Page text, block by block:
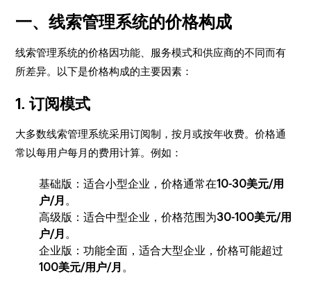
一、线索管理系统的价格构成
线索管理系统的价格因功能、服务模式和供应商的不同而有
所差异。以下是价格构成的主要因素：
1.订阅模式
大多数线索管理系统采用订阅制，按月或按年收费。价格通
常以每用户每月的费用计算。例如：
基础版：适合小型企业，价格通常在10-30美元/用
户/月 。
高级版：适合中型企业，价格范围为30-100美元/用
户/月 。
企业版：功能全面，适合大型企业，价格可能超过
100美元/用户/月 。